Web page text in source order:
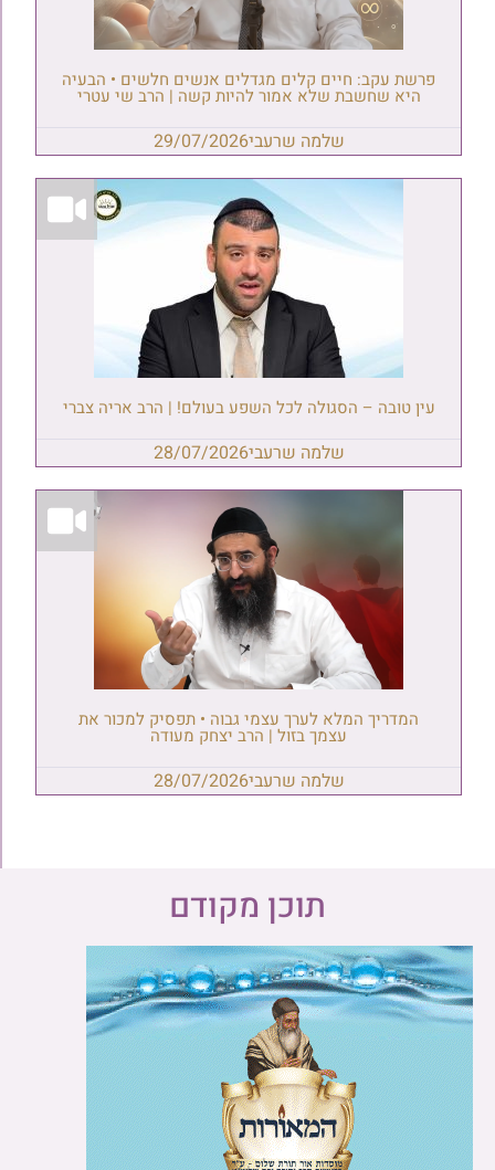
פרשת עקב: חיים קלים מגדלים אנשים חלשים • הבעיה
היא שחשבת שלא אמור להיות קשה | הרב שי עטרי
שלמה שרעבי29/07/2026
עין טובה – הסגולה לכל השפע בעולם! | הרב אריה צברי
שלמה שרעבי28/07/2026
המדריך המלא לערך עצמי גבוה • תפסיק למכור את
עצמך בזול | הרב יצחק מעודה
שלמה שרעבי28/07/2026
תוכן מקודם